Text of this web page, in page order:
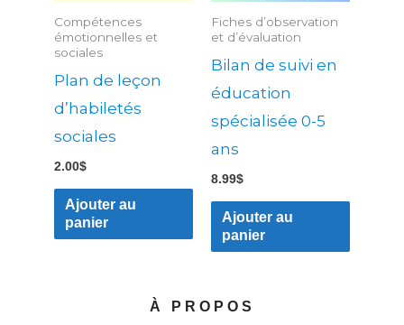
Compétences
émotionnelles et
sociales
Plan de leçon
d’habiletés
sociales
2.00$
Ajouter au
panier
Fiches d’observation
et d’évaluation
Bilan de suivi en
éducation
spécialisée 0-5
ans
8.99$
Ajouter au
panier
À PROPOS